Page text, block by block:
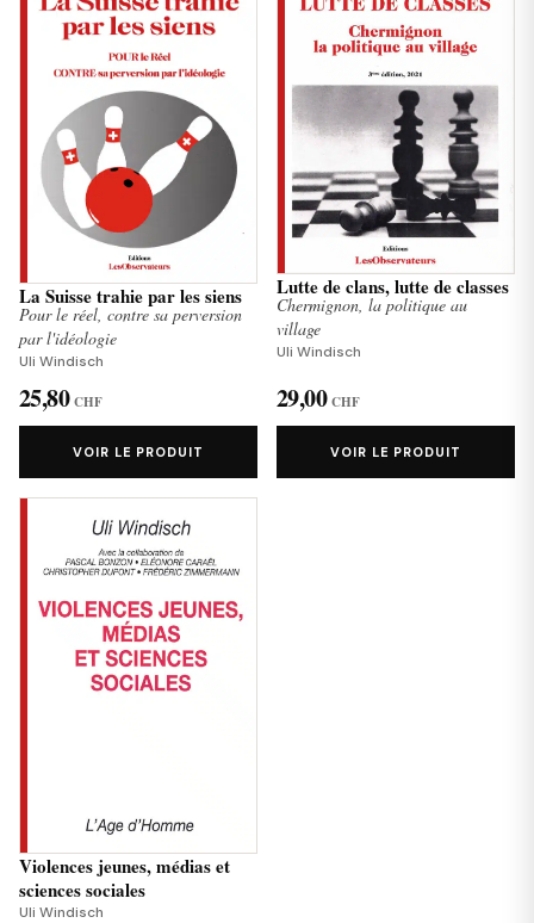
La Suisse trahie par les siens
Pour le réel, contre sa perversion
par l'idéologie
Uli Windisch
25,80 CHF
VOIR LE PRODUIT
Lutte de clans, lutte de classes
Chermignon, la politique au
village
Uli Windisch
29,00 CHF
VOIR LE PRODUIT
Violences jeunes, médias et
sciences sociales
Uli Windisch